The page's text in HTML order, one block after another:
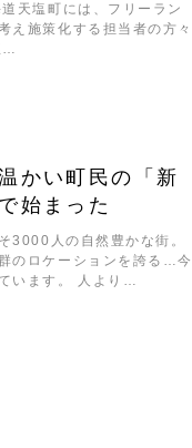
天塩町には、フリーラン
え施策化する担当者の方々
…
かい町民の「新
始まった
3000人の自然豊かな街。
のロケーションを誇る…今
います。 人より…